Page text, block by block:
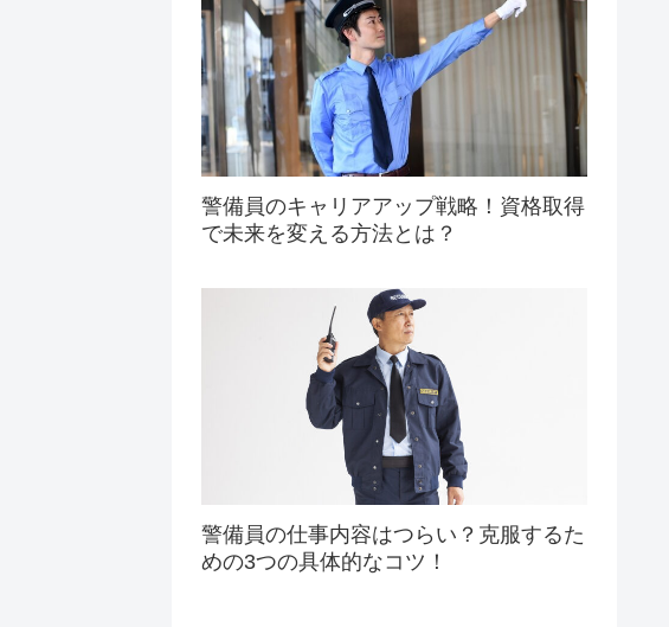
警備員のキャリアアップ戦略！資格取得
で未来を変える方法とは？
警備員の仕事内容はつらい？克服するた
めの3つの具体的なコツ！